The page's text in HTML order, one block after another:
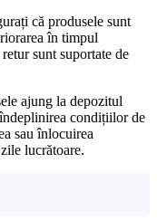
că produsele sunt
în timpul
sunt suportate de
ajung la depozitul
condițiilor de
sau înlocuirea
lucrătoare.